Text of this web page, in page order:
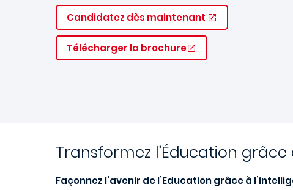
Candidatez dès maintenant
Télécharger la brochure
Transformez l’Éducation grâce
Façonnez l’avenir de l’Education grâce à